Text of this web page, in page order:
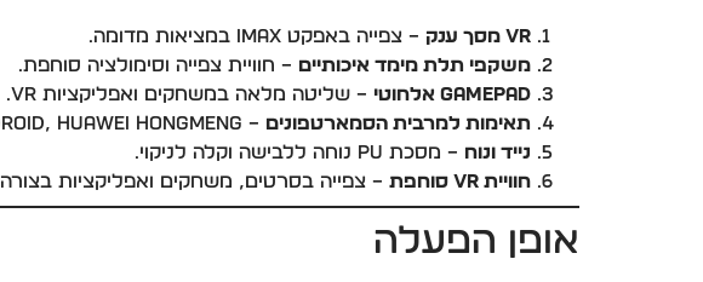
VR מסך ענק
– צפייה באפקט IMAX במציאות מדומה.
משקפי תלת מימד איכותיים – חוויית צפייה וסימולציה סוחפת.
Gamepad אלחוטי
– שליטה מלאה במשחקים ואפליקציות VR.
תאימות למרבית הסמארטפונים – iPhone, Android, Huawei Hongmeng.
נייד ונוח – מסכת PU נוחה ללבישה וקלה לניקוי.
חוויית VR סוחפת
– צפייה בסרטים, משחקים ואפליקציות בצורה 360° מלאה.
אופן הפעלה